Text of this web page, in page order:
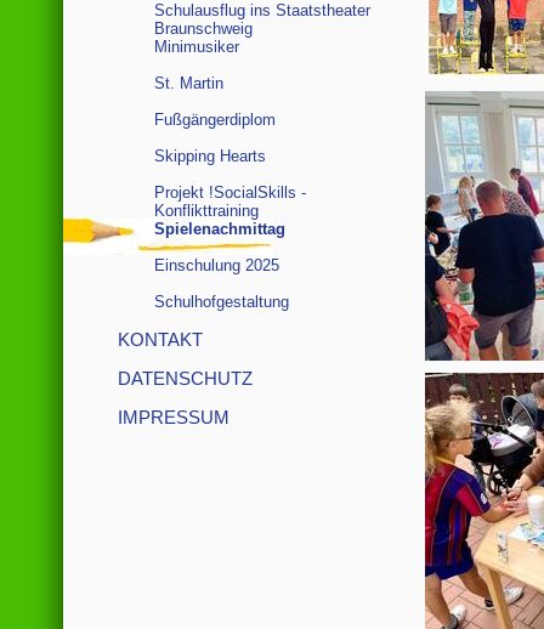
Schulausflug ins Staatstheater
Braunschweig
Minimusiker
St. Martin
Fußgängerdiplom
Skipping Hearts
Projekt !SocialSkills -
Konflikttraining
Spielenachmittag
Einschulung 2025
Schulhofgestaltung
KONTAKT
DATENSCHUTZ
IMPRESSUM